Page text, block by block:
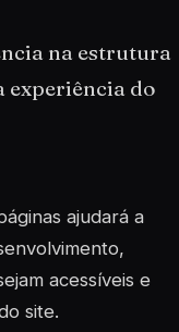
na estrutura
experiência do
ajudará a
acessíveis e
site.